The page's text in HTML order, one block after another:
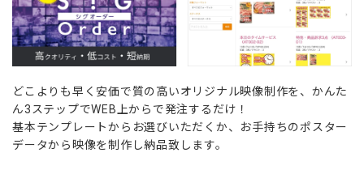
どこよりも早く安価で質の高いオリジナル映像制作を、かんた
ん3ステップでWEB上からで発注するだけ！
基本テンプレートからお選びいただくか、お手持ちのポスター
データから映像を制作し納品致します。